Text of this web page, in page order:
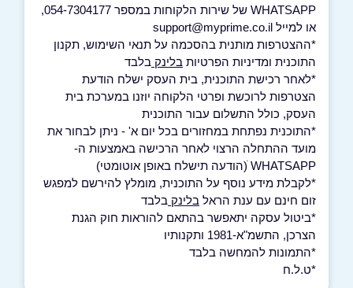
WHATSAPP של שירות הלקוחות במספר 054-7304177,
או למייל support@myprime.co.il
*ההצטרפות מותנית בהסכמה על תנאי השימוש, תקנון
התוכנית ומדיניות הפרטיות בלינק בלבד
*לאחר רכישת התוכנית, בית העסק ישלח הודעת
הצטרפות לרוכשת ופרטי הלקוחה יוזנו במערכת בית
העסק, כולל התשלום עבור התוכנית
*התוכנית נפתחת במחזורים בכל יום א' - ניתן לבחור את
מועד ההתחלה הרצוי לאחר הרכישה באמצעות ה-
WHATSAPP ׁ(הודעה תישלח באופן אוטומטי)
*לקבלת מידע נוסף על התוכנית, מומלץ להירשם למפגש
זום חינם עם ענת הראל בלינק בלבד
*ביטול עסקה יתאפשר בהתאם להוראות חוק הגנת
הצרכן, התשמ"א-1981 ותקנותיו
*התמונות להמחשה בלבד
*ט.ל.ח